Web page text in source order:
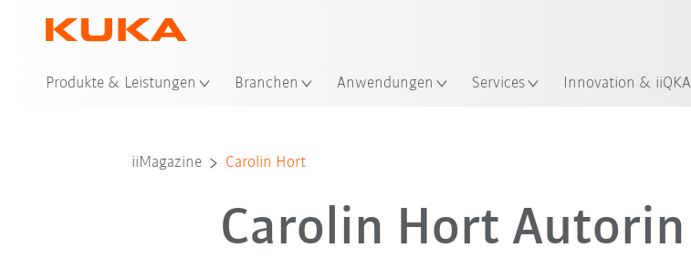
Produkte & Leistungen Branchen Anwendungen Services Innovation & iiQKA
iiMagazine Carolin Hort
Carolin Hort Autorin